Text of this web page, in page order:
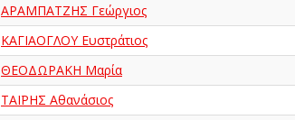
ΑΡΑΜΠΑΤΖΗΣ Γεώργιος
ΚΑΓΙΑΟΓΛΟΥ Ευστράτιος
ΘΕΟΔΩΡΑΚΗ Μαρία
ΤΑΪΡΗΣ Αθανάσιος